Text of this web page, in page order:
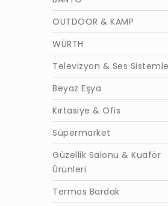
OUTDOOR & KAMP
WÜRTH
Televizyon & Ses
Beyaz Eşya
Kırtasiye & Ofis
Süpermarket
Güzellik Salonu & Kuaför
Ürünleri
Termos Bardak